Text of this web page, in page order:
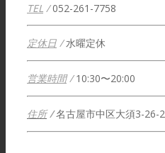
TEL /052-261-7758
定休日 /水曜定休
営業時間/10:30〜20:00
住所/ 名古屋市中区大須3-26-2